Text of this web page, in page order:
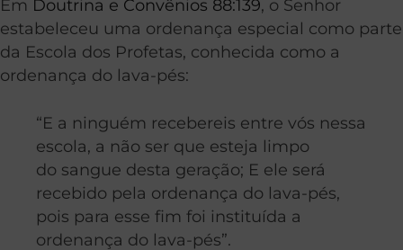
Em Doutrina e Convênios 88:139, o Senhor
estabeleceu uma ordenança especial como parte
da Escola dos Profetas, conhecida como a
ordenança do lava-pés:
“E a ninguém recebereis entre vós nessa
escola, a não ser que esteja limpo
do sangue desta geração; E ele será
recebido pela ordenança do lava-pés,
pois para esse fim foi instituída a
ordenança do lava-pés”.